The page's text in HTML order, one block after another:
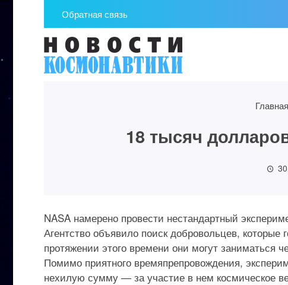
Обратная связь
Главная
18 тысяч
NASA намерено провести нестандартный
Агентство объявило поиск добровольцев,
протяжении этого времени они могут заниматься
Помимо приятного времяпрепровождения,
нехилую сумму — за участие в нем космическое